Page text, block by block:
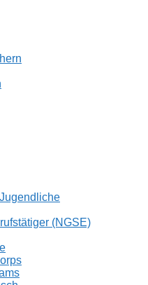
(NGSE)